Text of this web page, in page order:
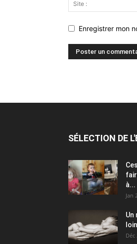
Enregistrer mon
SÉLECTION DE
à...
Jan
Un
Déc